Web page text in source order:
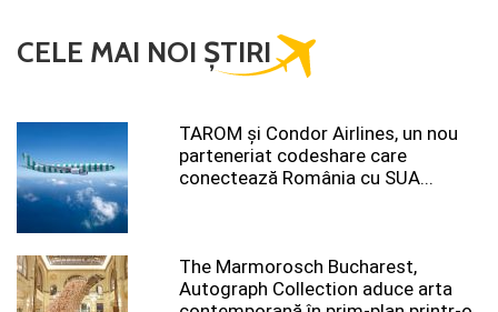
CELE MAI NOI ȘTIRI
TAROM şi Condor Airlines, un nou
parteneriat codeshare care
conectează România cu SUA...
The Marmorosch Bucharest,
Autograph Collection aduce arta